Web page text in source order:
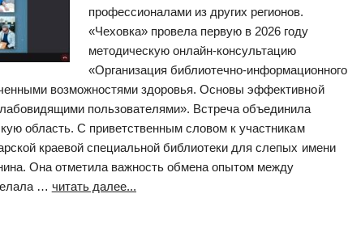
профессионалами из других регионов.
«Чеховка» провела первую в 2026 году
методическую онлайн-консультацию
«Организация библиотечно-информационного
возможностями здоровья. Основы эффективной
пользователями». Встреча объединила
область. С приветственным словом к участникам
краевой специальной библиотеки для слепых имени
Она отметила важность обмена опытом между
… читать далее...